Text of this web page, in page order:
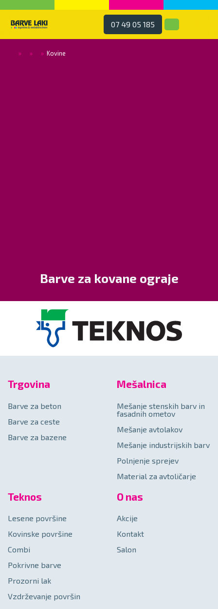
07 49 05 185
» » » Kovine
Barve za kovane ograje
Trgovina
Barve za beton
Barve za ceste
Barve za bazene
Mešalnica
Mešanje stenskih barv in
fasadnih ometov
Mešanje avtolakov
Mešanje industrijskih barv
Polnjenje sprejev
Material za avtoličarje
Teknos
Lesene površine
Kovinske površine
Combi
Pokrivne barve
Prozorni lak
Vzdrževanje površin
O nas
Akcije
Kontakt
Salon